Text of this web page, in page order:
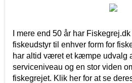
I mere end 50 år har
fiskeudstyr til enhver form for
har altid været et kæmpe udvalg
serviceniveau og en stor viden
fiskegrejet. Klik her for at se